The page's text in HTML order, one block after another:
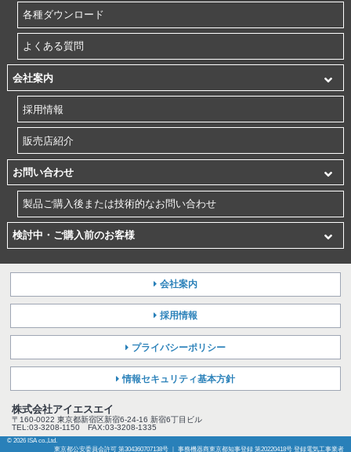
各種ダウンロード
よくある質問
会社案内
採用情報
販売店紹介
お問い合わせ
製品ご購入後または技術的なお問い合わせ
検討中・ご購入前のお客様
会社案内
採用情報
プライバシーポリシー
情報セキュリティ基本方針
株式会社アイエスエイ
〒160-0022 東京都新宿区新宿6-24-16 新宿6丁目ビル
TEL:03-3208-1150 FAX:03-3208-1335
© 2026 ISA co.,Ltd.
東京都公安委員会許可 第304360707138号 ｜ 事務機器商東京都知事登録 第20220418号 登録電気工事業者